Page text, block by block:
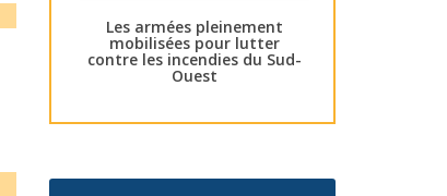
Les armées pleinement
mobilisées pour lutter
contre les incendies du Sud-
Ouest